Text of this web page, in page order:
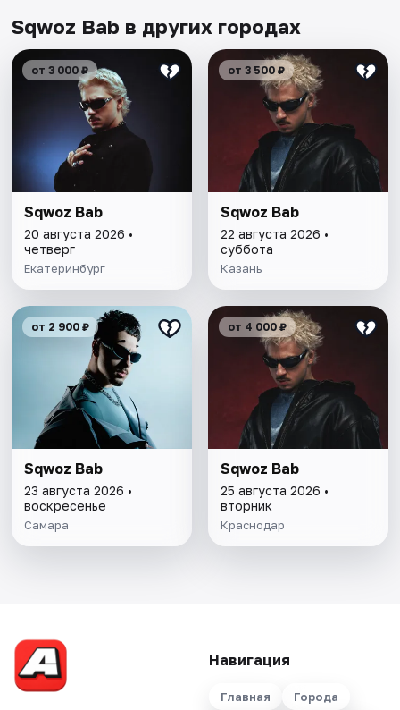
Sqwoz Bab в других городах
от 3 000 ₽
Sqwoz Bab
20 августа 2026 •
четверг
Екатеринбург
от 3 500 ₽
Sqwoz Bab
22 августа 2026 •
суббота
Казань
от 2 900 ₽
Sqwoz Bab
23 августа 2026 •
воскресенье
Самара
от 4 000 ₽
Sqwoz Bab
25 августа 2026 •
вторник
Краснодар
Навигация
Главная Города